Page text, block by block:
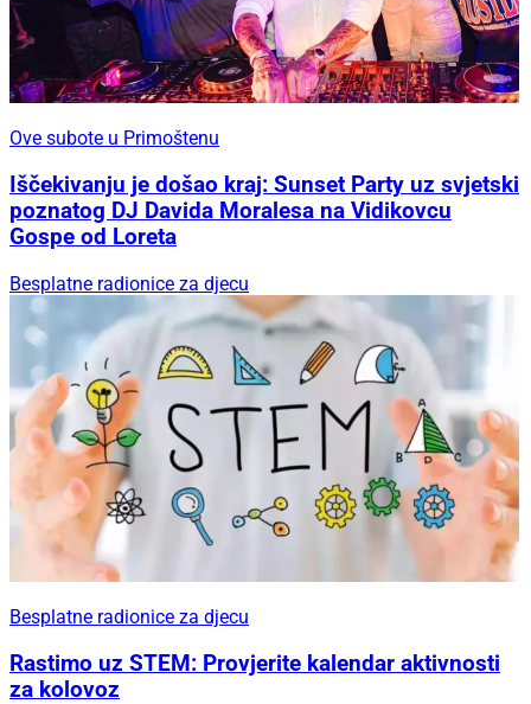
Ove subote u Primoštenu
Iščekivanju je došao kraj: Sunset Party uz svjetski
poznatog DJ Davida Moralesa na Vidikovcu
Gospe od Loreta
Besplatne radionice za djecu
Besplatne radionice za djecu
Rastimo uz STEM: Provjerite kalendar aktivnosti
za kolovoz